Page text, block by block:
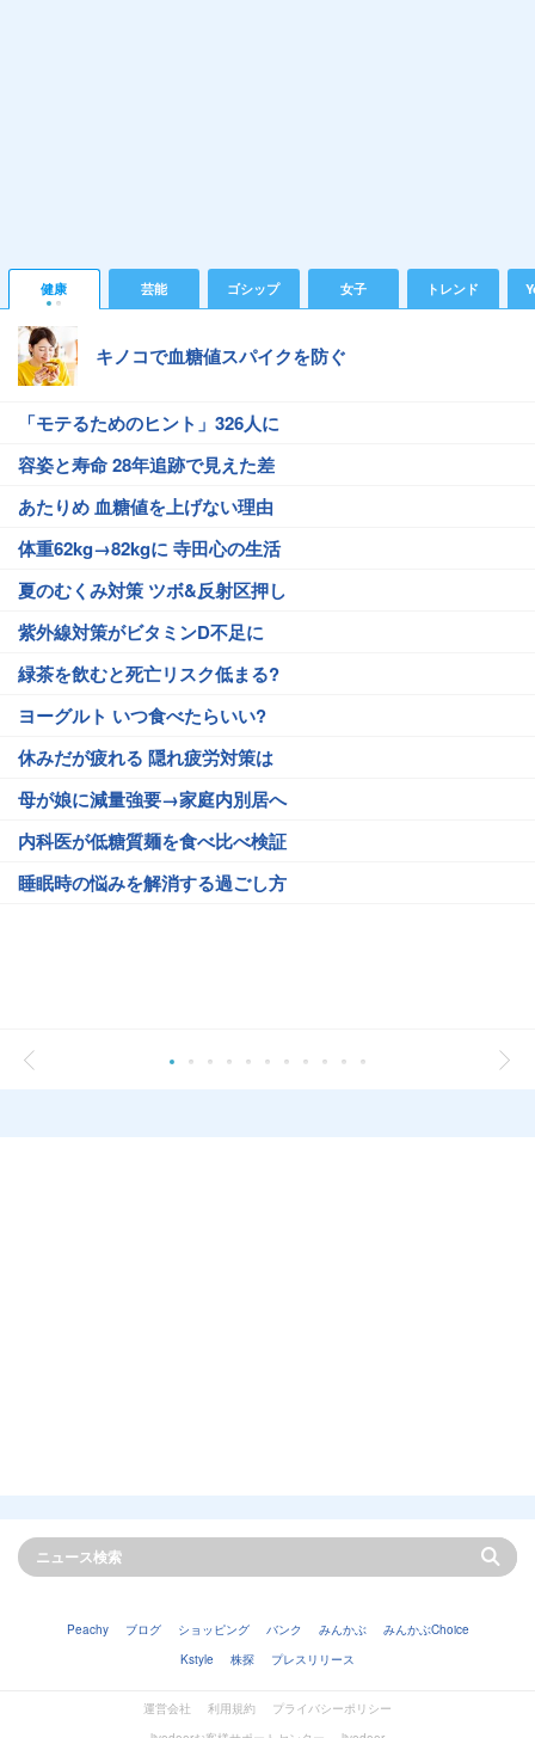
健康 芸能 ゴシップ 女子 トレンド
キノコで血糖値スパイクを防ぐ
「モテるためのヒント」326人に
容姿と寿命 28年追跡で見えた差
あたりめ 血糖値を上げない理由
体重62kg→82kgに 寺田心の生活
夏のむくみ対策 ツボ&反射区押し
紫外線対策がビタミンD不足に
緑茶を飲むと死亡リスク低まる?
ヨーグルト いつ食べたらいい?
休みだが疲れる 隠れ疲労対策は
母が娘に減量強要→家庭内別居へ
内科医が低糖質麺を食べ比べ検証
睡眠時の悩みを解消する過ごし方
Peachy ブログ ショッピング バンク みんかぶ
みんかぶChoice
Kstyle
株探 プレスリリース
運営会社 利用規約
プライバシーポリシー